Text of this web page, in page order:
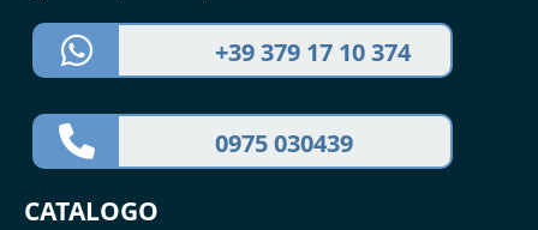
+39 379 17 10 374
0975 030439
CATALOGO